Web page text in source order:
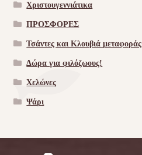
Χριστουγεννιάτικα
ΠΡΟΣΦΟΡΕΣ
Τσάντες και Κλουβιά μεταφοράς
Δώρα για φιλόζωους!
Χελώνες
Ψάρι